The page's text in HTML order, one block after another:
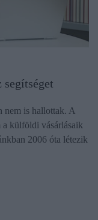
nem is hallottak. A
a külföldi vásárlásaik
2006 óta létezik